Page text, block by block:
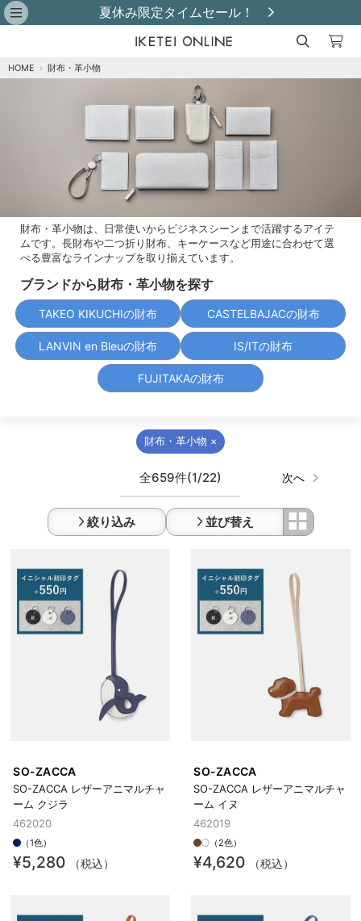
レビュー投稿で革小物プレゼント！
HOME › 財布・革小物
財布・革小物は、日常使いからビジネスシーンまで活躍するアイテ
ムです。長財布や二つ折り財布、キーケースなど用途に合わせて選
べる豊富なラインナップを取り揃えています。
ブランドから財布・革小物を探す
TAKEO KIKUCHIの財布 CASTELBAJACの財布
LANVIN en Bleuの財布 IS/ITの財布
FUJITAKAの財布
財布・革小物 ×
全659件(1/22) 次へ
絞り込み 並び替え
SO-ZACCA
SO-ZACCA レザーアニマルチャ
ーム クジラ
462020
（1色）
¥5,280 （税込）
SO-ZACCA
SO-ZACCA レザーアニマルチャ
ーム イヌ
462019
（2色）
¥4,620 （税込）